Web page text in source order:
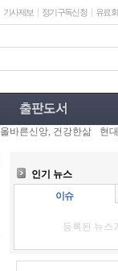
기사제보 정기구독신청 유료
올바른신앙, 건강한삶 현
인기 뉴스
이슈
등록된 뉴스